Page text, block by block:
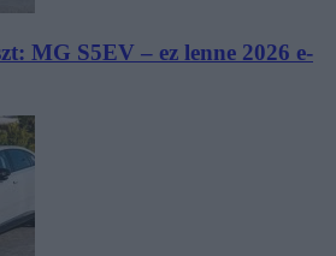
MG S5EV – ez lenne 2026 e-